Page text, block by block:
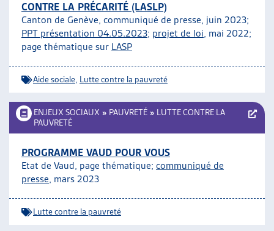
CONTRE LA PRÉCARITÉ (LASLP)
Canton de Genève, communiqué de presse, juin 2023;
PPT présentation 04.05.2023; projet de loi, mai 2022;
page thématique sur LASP
Aide sociale Lutte contre la pauvreté
ENJEUX SOCIAUX » PAUVRETÉ » LUTTE CONTRE LA
PAUVRETÉ
PROGRAMME VAUD POUR VOUS
Etat de Vaud, page thématique; communiqué de
presse, mars 2023
Lutte contre la pauvreté